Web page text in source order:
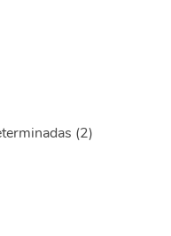
(2)